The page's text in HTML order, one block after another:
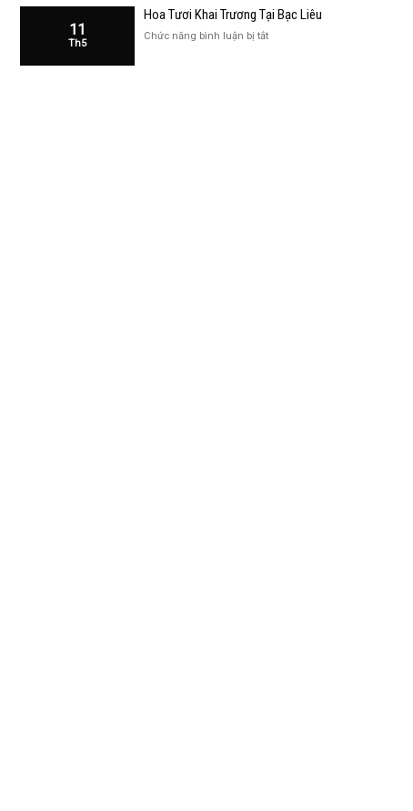
Bạc
Liêu
Khai
11
Th5
Hoa Tươi Khai Trương Tại Bạc Liêu
Chức năng bình luận bị tắtở